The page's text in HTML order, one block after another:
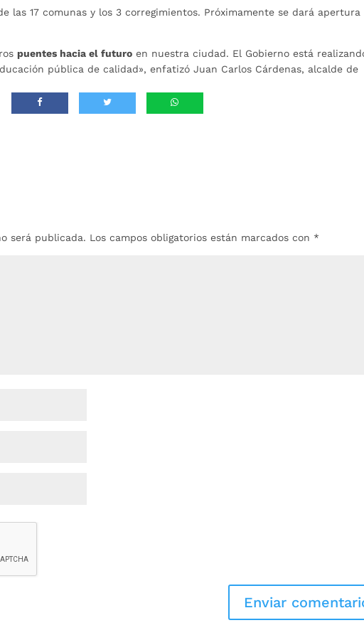
las 17 comunas y los 3 corregimientos. Próximamente se dará apertura
puentes hacia el futuro en nuestra ciudad. El Gobierno está
pública de calidad», enfatizó Juan Carlos Cárdenas, alcalde de
será publicada. Los campos obligatorios están marcados con *